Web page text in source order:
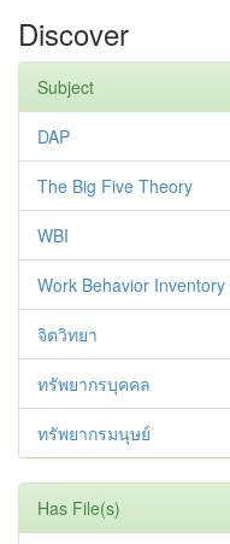
Discover
Subject
DAP
The Big Five Theory
WBI
Work Behavior Inventory
จิตวิทยา
ทรัพยากรบุคคล
ทรัพยากรมนุษย์
Has File(s)